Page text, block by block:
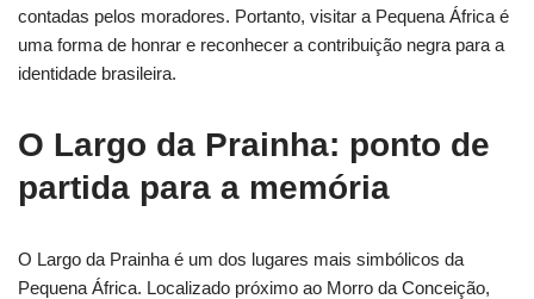
contadas pelos moradores. Portanto, visitar a Pequena África é
uma forma de honrar e reconhecer a contribuição negra para a
identidade brasileira.
O Largo da Prainha: ponto de
partida para a memória
O Largo da Prainha é um dos lugares mais simbólicos da
Pequena África. Localizado próximo ao Morro da Conceição,